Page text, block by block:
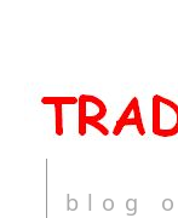
blog